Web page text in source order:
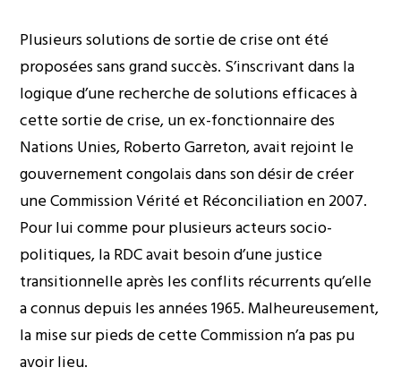
Plusieurs solutions de sortie de crise ont été
proposées sans grand succès. S’inscrivant dans la
logique d’une recherche de solutions efficaces à
cette sortie de crise, un ex-fonctionnaire des
Nations Unies, Roberto Garreton, avait rejoint le
gouvernement congolais dans son désir de créer
une Commission Vérité et Réconciliation en 2007.
Pour lui comme pour plusieurs acteurs socio-
politiques, la RDC avait besoin d’une justice
transitionnelle après les conflits récurrents qu’elle
a connus depuis les années 1965. Malheureusement,
la mise sur pieds de cette Commission n’a pas pu
avoir lieu.